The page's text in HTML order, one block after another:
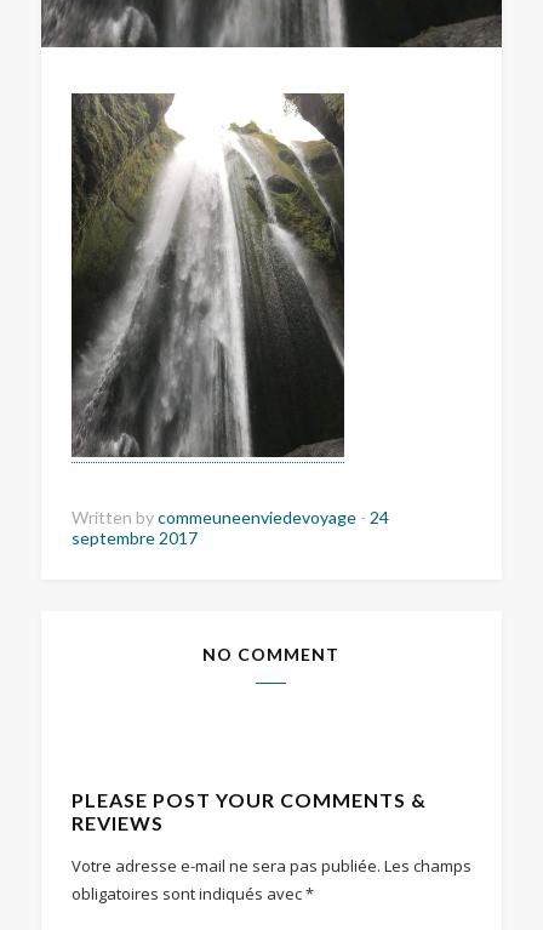
Written bycommeuneenviedevoyage - 24
septembre 2017
NO COMMENT
PLEASE POST YOUR COMMENTS &
REVIEWS
Votre adresse e-mail ne sera pas publiée. Les champs
obligatoires sont indiqués avec*